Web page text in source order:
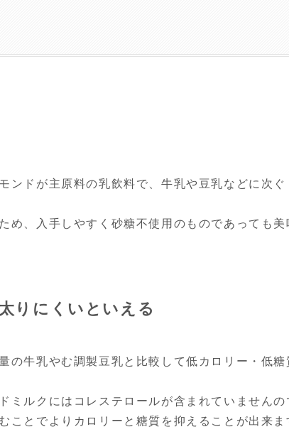
ンドが主原料の乳飲料で、牛乳や豆乳などに次
め、入手しやすく砂糖不使用のものであっても
りにくいといえる
の牛乳やむ調製豆乳と比較して低カロリー・低
ミルクにはコレステロールが含まれていません
ことでよりカロリーと糖質を抑えることが出来ま